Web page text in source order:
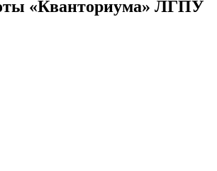
«Кванториума» ЛГПУ